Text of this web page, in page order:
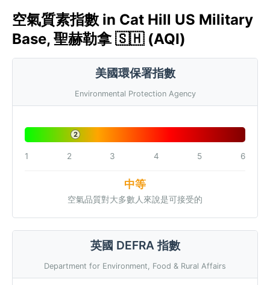
空氣質素指數 in Cat Hill US Military
Base, 聖赫勒拿 🇸🇭 (AQI)
美國環保署指數
Environmental Protection Agency
2
1 2 3 4 5 6
中等
空氣品質對大多數人來說是可接受的
英國 DEFRA 指數
Department for Environment, Food & Rural Affairs